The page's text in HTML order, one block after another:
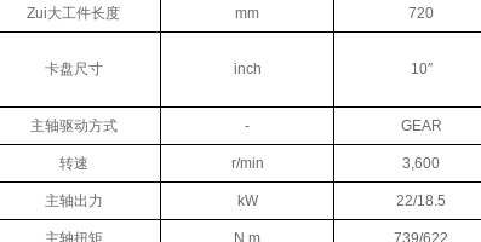
Zui大工件长度 mm 720
卡盘尺寸 inch 10″
主轴驱动方式 - GEAR
转速 r/min 3,600
主轴出力 kW 22/18.5
主轴扭矩 N.m 739/622